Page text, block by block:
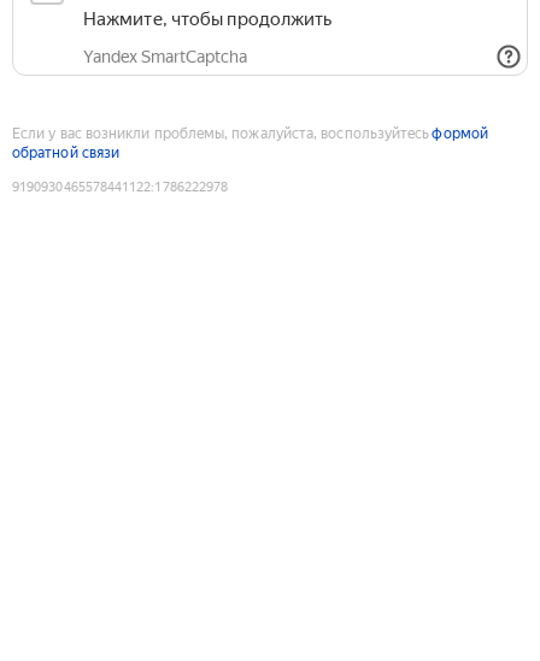
Нажмите, чтобы продолжить
Yandex SmartCaptcha
Если у вас возникли проблемы, пожалуйста, воспользуйтесьформой
обратной связи
9190930465578441122:1786222978